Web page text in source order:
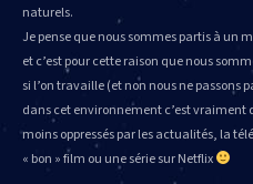
naturels.
Je pense que nous sommes partis à un
et c’est pour cette raison que nous
si l’on travaille (et non nous ne passons
dans cet environnement c’est vraiment
moins oppressés par les actualités, la
« bon » film ou une série sur Netflix